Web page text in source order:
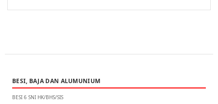
BESI, BAJA DAN ALUMUNIUM
BESI 6 SNI HK/BHS/SIS